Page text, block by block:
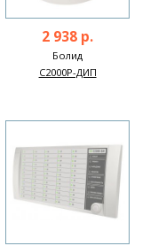
2 938 р.
Болид
С2000Р-ДИП